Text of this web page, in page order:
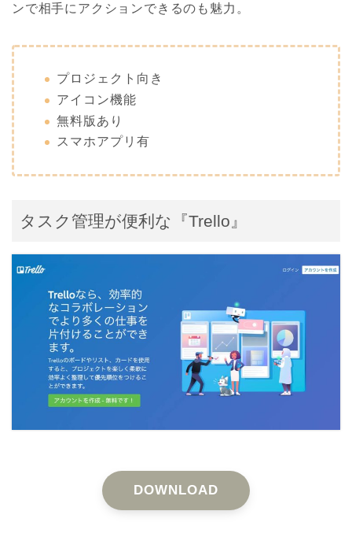
ンで相手にアクションできるのも魅力。
プロジェクト向き
アイコン機能
無料版あり
スマホアプリ有
タスク管理が便利な『Trello』
DOWNLOAD